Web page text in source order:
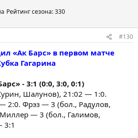
Рейтинг сезона: 330
#130
«Ак Барс» в первом матче
Гагарина
- 3:1 (0:0, 3:0, 0:1)
Шалунов), 21:02 — 1:0.
2:0. Фрэз — 3 (бол., Радулов,
— 3 (бол., Галимов,
3:1